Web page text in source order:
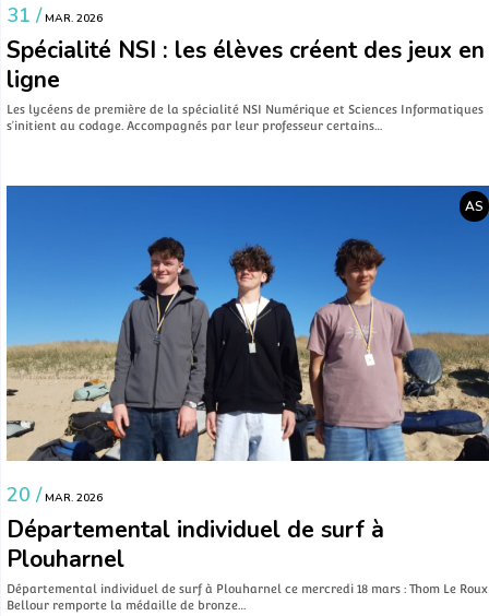
31 / MAR. 2026
Spécialité NSI : les élèves créent des jeux en
ligne
Les lycéens de première de la spécialité NSI Numérique et Sciences Informatiques
s’initient au codage. Accompagnés par leur professeur certains…
AS
20 / MAR. 2026
Départemental individuel de surf à
Plouharnel
Départemental individuel de surf à Plouharnel ce mercredi 18 mars : Thom Le Roux
Bellour remporte la médaille de bronze…